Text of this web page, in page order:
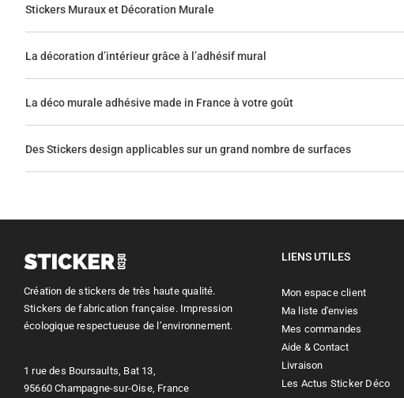
Stickers Muraux et Décoration Murale
La décoration d’intérieur grâce à l’adhésif mural
La déco murale adhésive made in France à votre goût
Des Stickers design applicables sur un grand nombre de surfaces
Création de stickers de très haute qualité.
Stickers de fabrication française. Impression
écologique respectueuse de l’environnement.
1 rue des Boursaults, Bat 13,
95660 Champagne-sur-Oise, France
LIENS UTILES
Mon espace client
Ma liste d'envies
Mes commandes
Aide & Contact
Livraison
Les Actus Sticker Déco